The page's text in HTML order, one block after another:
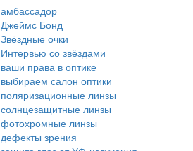
амбассадор
Джеймс Бонд
Звёздные очки
Интервью со звёздами
ваши права в оптике
выбираем салон оптики
поляризационные линзы
солнцезащитные линзы
фотохромные линзы
дефекты зрения